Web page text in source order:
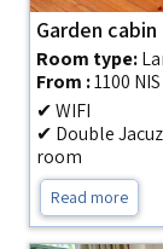
Garden cabin
Room type:
From :1100 NIS
✔ WIFI
✔ Double
room
Read more